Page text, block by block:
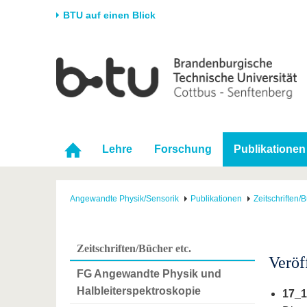
BTU auf einen Blick
Universität
Karriere & Engagement
Partnerschaften &
Strukturwandel
Forschung
Förderung
Wissenschaftlicher
Nachwuchs
Im
Lehre Forschung Publikationen
Angewandte Physik/Sensorik Publikationen Zeitschriften/
Zeitschriften/Bücher etc.
FG Angewandte Physik und
Halbleiterspektroskopie